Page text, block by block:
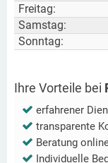
Freitag:
Samstag:
Sonntag:
Ihre Vorteile bei
erfahrener
transparente
Beratung
Individuelle